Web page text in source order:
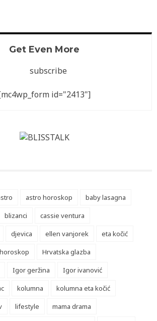
Get Even More
id="2413"]
astro horoskop
baby lasagna
blizanci
cassie ventura
djevica ellen vanjorek
eta kočić
horoskop
Hrvatska glazba
Igor geržina
Igor ivanović
kolumna
kolumna eta kočić
lifestyle
mama drama